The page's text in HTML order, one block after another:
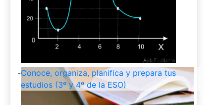
-Conoce, organiza, planifica y prepara tus
estudios (3º y 4º de la ESO)